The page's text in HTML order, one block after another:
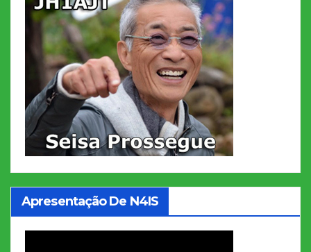
Apresentação De N4IS